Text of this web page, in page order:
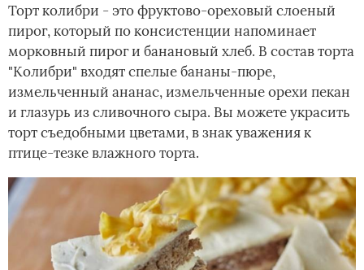
Торт колибри - это фруктово-ореховый слоеный
пирог, который по консистенции напоминает
морковный пирог и банановый хлеб. В состав торта
"Колибри" входят спелые бананы-пюре,
измельченный ананас, измельченные орехи пекан
и глазурь из сливочного сыра. Вы можете украсить
торт съедобными цветами, в знак уважения к
птице-тезке влажного торта.